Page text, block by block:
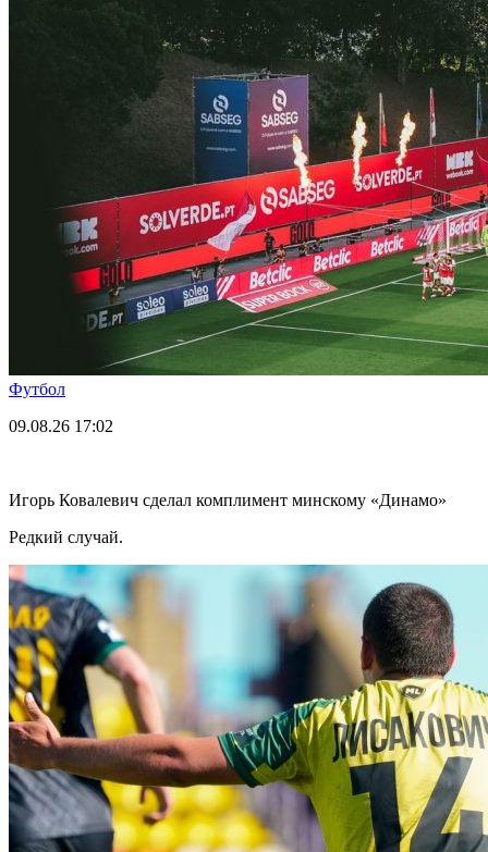
Футбол
09.08.26 17:02
Игорь Ковалевич сделал комплимент минскому «Динамо»
Редкий случай.